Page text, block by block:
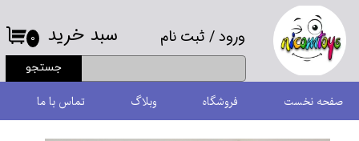
ورود/ ثبت نام
حساب کاربری من
تغییر گذر واژه
سفارشات
جستجو
۰ سبد خرید
صفحه نخست فروشگاه وبلاگ تماس با ما